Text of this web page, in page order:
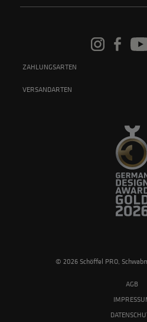
ZAHLUNGSARTEN
VERSANDARTEN
© 2026 Schöffel PRO,
AGB